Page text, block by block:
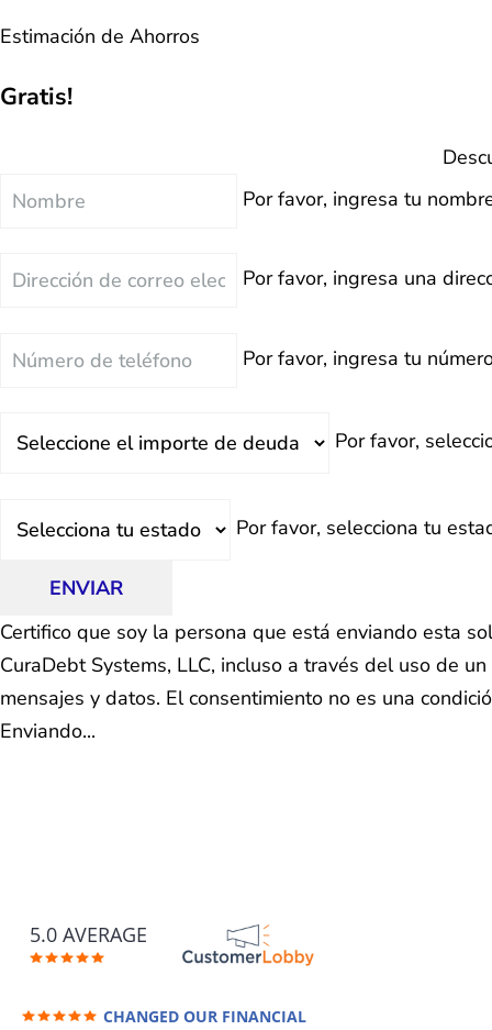
Estimación de Ahorros
Gratis!
Nombre
Por favor, ingresa tu
Correo
Por favor, ingresa una
Teléfono Por favor, ingresa tu
Por favor,
Por favor, selecciona tu
ENVIAR
Certifico que soy la persona que está enviando esta
CuraDebt Systems, LLC, incluso a través del uso de
mensajes y datos. El consentimiento no es una
Enviando...
5.0 AVERAGE
CHANGED OUR FINANCIAL